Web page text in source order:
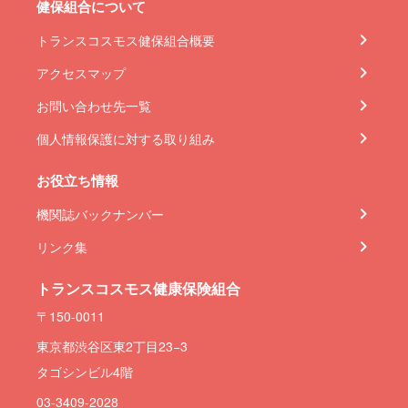
健保組合について
トランスコスモス健保組合概要
アクセスマップ
お問い合わせ先一覧
個人情報保護に対する取り組み
お役立ち情報
機関誌バックナンバー
リンク集
トランスコスモス健康保険組合
〒150-0011
東京都渋谷区東2丁目23−3
タゴシンビル4階
03-3409-2028